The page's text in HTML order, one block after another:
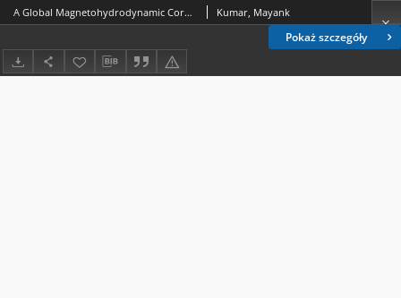
Pokaż szczegóły
A Global Magnetohydrodynamic Coronal Model Kumar, Mayank